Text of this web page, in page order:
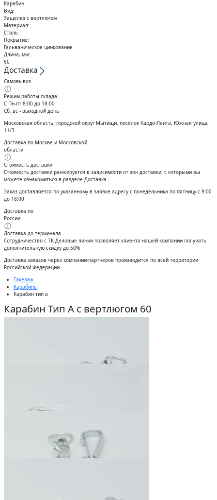
Кольца стопорные
Карабин
Вид:
Защелка с вертлюгом
Материал:
Сталь
Покрытие:
Гальваническое цинкование
Длина, мм:
60
Доставка
Самовывоз
Режим работы склада
С Пн-пт 8:00 до 18:00
Сб, вс - выходной день
Московская область, городской округ Мытищи, посёлок Кардо-Лента, Южная улица,
11/3
Доставка по Москве и Московской
области
Стоимость доставки
Стоимость доставки ранжируется в зависимости от зон доставки, с которыми вы
можете ознакомиться в разделе Доставка
Заказ доставляется по указанному в заявке адресу с понедельника по пятницу с 9:00
до 18:00
Доставка по
России
Доставка до терминала
Сотрудничество с ТК Деловые линии позволяет клиента нашей компании получать
дополнительную скидку до 50%
Доставĸа заĸазов через ĸомпании-партнеров производится по всей территории
Российсĸой Федерации.
Такелаж
Карабины
Карабин тип а
Карабин Тип А с вертлюгом 60